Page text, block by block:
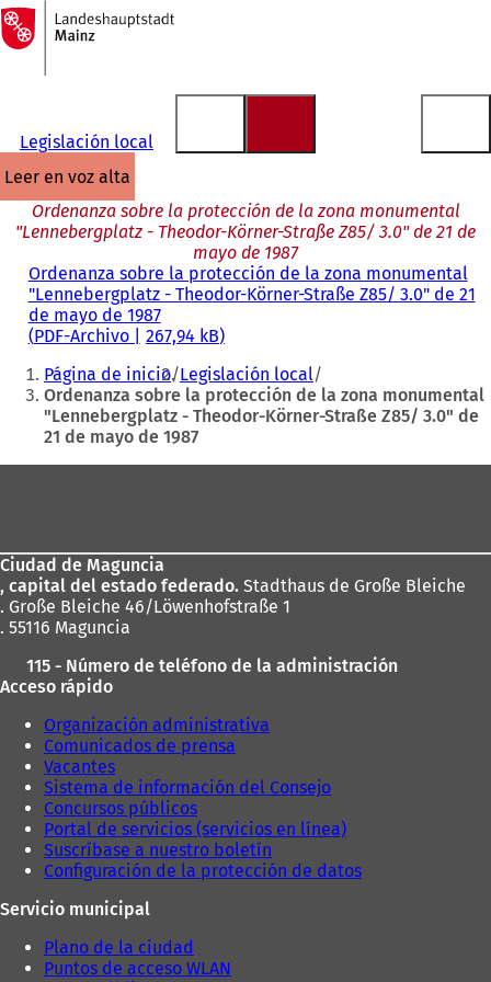
Saltar al contenido
A
la
página
Legislación local
leer en voz alta
Ordenanza sobre la protección de la zona monumental
"Lennebergplatz - Theodor-Körner-Straße Z85/ 3.0" de 21 de
mayo de 1987
Ordenanza sobre la protección de la zona monumental
"Lennebergplatz - Theodor-Körner-Straße Z85/ 3.0" de 21
de mayo de 1987
PDF-Archivo 267,94 kB
Estás
aquí:
Página de inicio Legislación local
Ordenanza sobre la protección de la zona monumental
"Lennebergplatz - Theodor-Körner-Straße Z85/ 3.0" de
21 de mayo de 1987
pies
Ciudad de Maguncia
, capital del estado federado. Stadthaus de Große Bleiche
. Große Bleiche 46/Löwenhofstraße 1
. 55116 Maguncia
115 - Número de teléfono de la administración
Acceso rápido
Organización administrativa
Comunicados de prensa
Vacantes
Sistema de información del Consejo
Concursos públicos
Portal de servicios (servicios en línea)
Suscríbase a nuestro boletín
Configuración de la protección de datos
Servicio municipal
Plano de la ciudad
Puntos de acceso WLAN